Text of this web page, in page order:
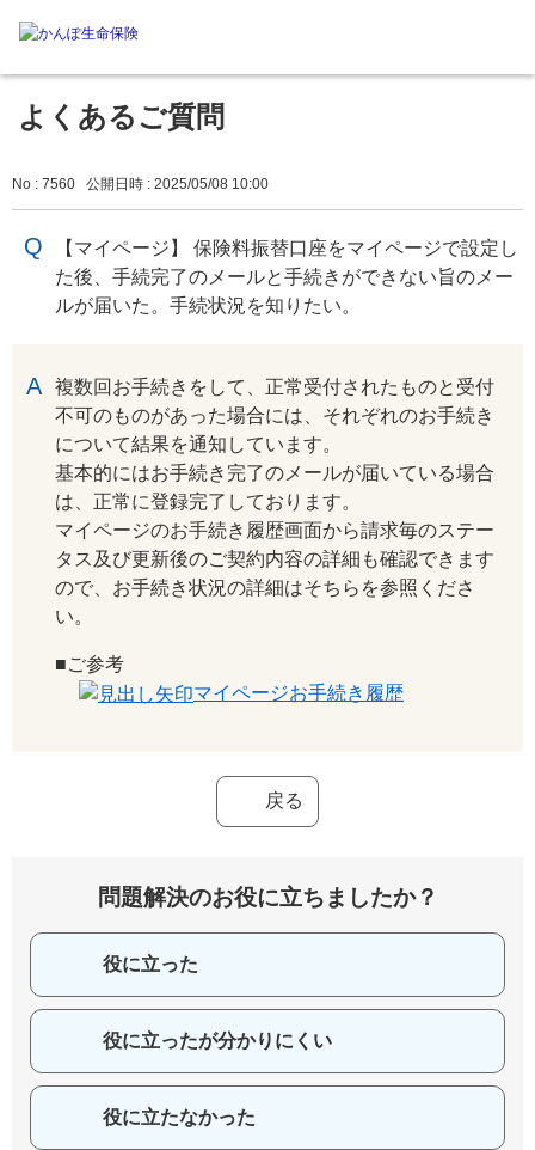
よくあるご質問
No : 7560 公開日時 : 2025/05/08 10:00
【マイページ】 保険料振替口座をマイページで設定し
た後、手続完了のメールと手続きができない旨のメー
ルが届いた。手続状況を知りたい。
複数回お手続きをして、正常受付されたものと受付
不可のものがあった場合には、それぞれのお手続き
について結果を通知しています。
基本的にはお手続き完了のメールが届いている場合
は、正常に登録完了しております。
マイページのお手続き履歴画面から請求毎のステー
タス及び更新後のご契約内容の詳細も確認できます
ので、お手続き状況の詳細はそちらを参照くださ
い。
■ご参考
マイページお手続き履歴
戻る
問題解決のお役に立ちましたか？
役に立った
役に立ったが分かりにくい
役に立たなかった